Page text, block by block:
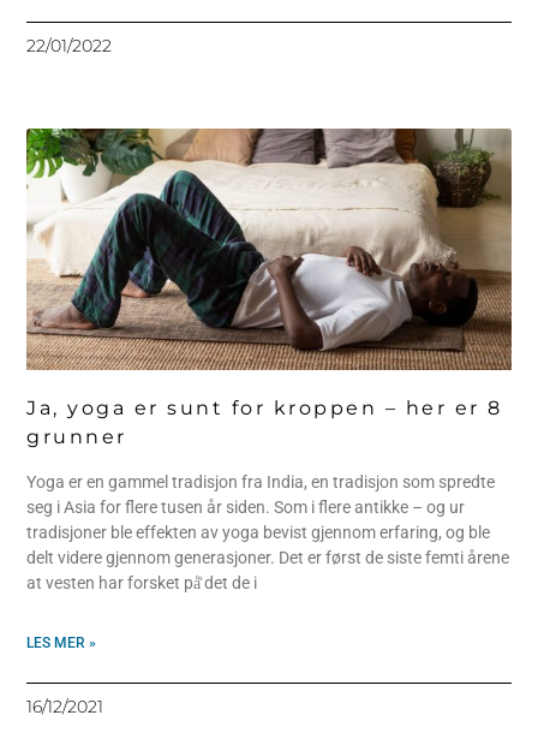
22/01/2022
Ja, yoga er sunt for kroppen – her er 8
grunner
Yoga er en gammel tradisjon fra India, en tradisjon som spredte
seg i Asia for flere tusen år siden. Som i flere antikke – og ur
tradisjoner ble effekten av yoga bevist gjennom erfaring, og ble
delt videre gjennom generasjoner. Det er først de siste femti årene
at vesten har forsket på̊ det de i
LES MER »
16/12/2021